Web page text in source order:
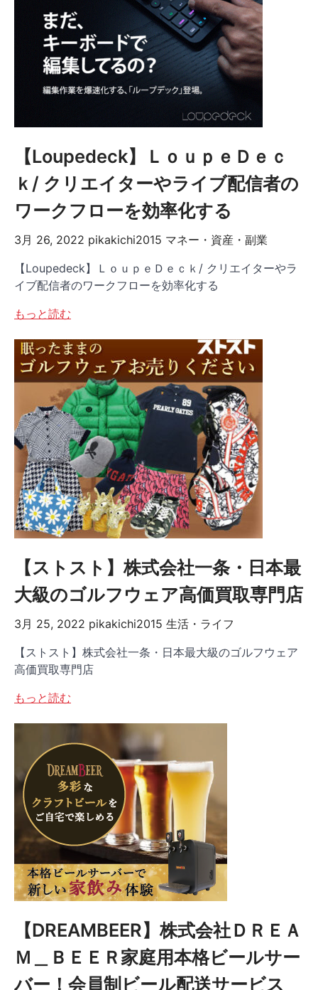
【Loupedeck】ＬｏｕｐｅＤｅｃ
ｋ/ クリエイターやライブ配信者の
ワークフローを効率化する
3月 26, 2022 pikakichi2015 マネー・資産・副業
【Loupedeck】ＬｏｕｐｅＤｅｃｋ/ クリエイターやラ
イブ配信者のワークフローを効率化する
もっと読む
【ストスト】株式会社一条・日本最
大級のゴルフウェア高価買取専門店
3月 25, 2022 pikakichi2015 生活・ライフ
【ストスト】株式会社一条・日本最大級のゴルフウェア
高価買取専門店
もっと読む
【DREAMBEER】株式会社ＤＲＥＡ
Ｍ＿ＢＥＥＲ家庭用本格ビールサー
バー！会員制ビール配送サービス